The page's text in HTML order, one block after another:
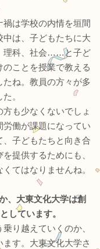
禍は学校の内情を垣間
中は、子どもたちに大
理科、社会……と子ど
ことを授業で教える
ね。教員の方々が多
。
方も少なくないでしょ
労働が課題になってい
、子どもたちと向き合
提供するためにも、
てはなりませんね。
、大東文化大学は創
しています。
り越えていくのか、
す。大東文化大学さ